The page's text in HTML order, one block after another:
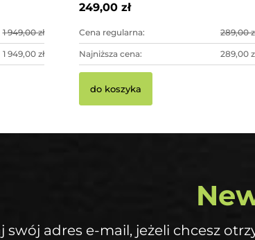
1 949,00 zł
1 949,00 zł
249,00 zł
Cena regularna: 289,00
Najniższa cena: 289,00
do koszyka
swój adres e-mail, jeżeli chcesz